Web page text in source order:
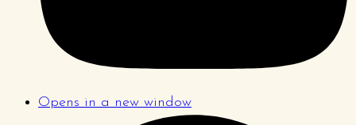
Opens in a new window